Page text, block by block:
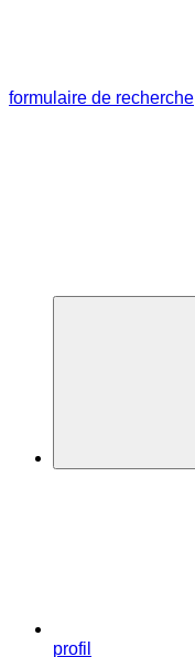
formulaire de recherche
profil